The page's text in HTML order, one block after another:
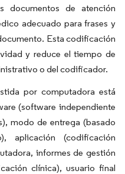
documentos de atención
adecuado para frases y
Esta codificación
y reduce el tiempo de
o del codificador.
por computadora está
(software independiente
modo de entrega (basado
(codificación
informes de gestión
clínica), usuario final